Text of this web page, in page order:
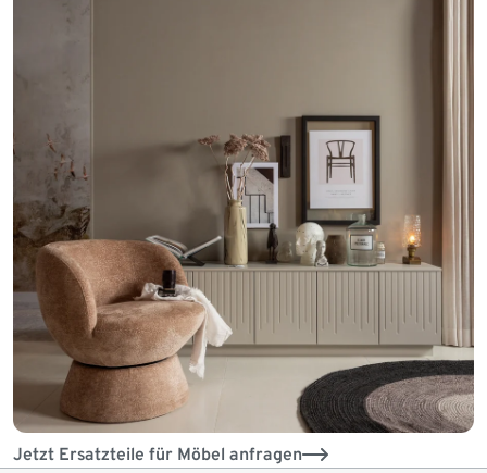
Jetzt Ersatzteile für Möbel anfragen